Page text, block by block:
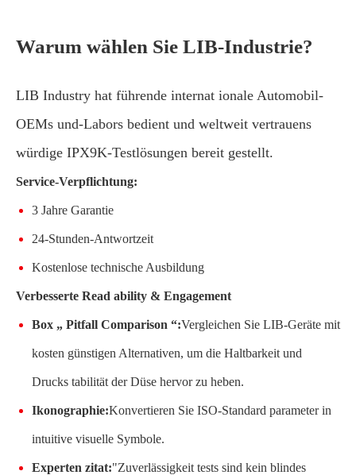
Warum wählen Sie LIB-Industrie?
LIB Industry hat führende internat ionale Automobil-
OEMs und-Labors bedient und weltweit vertrauens
würdige IPX9K-Testlösungen bereit gestellt.
Service-Verpflichtung:
3 Jahre Garantie
24-Stunden-Antwortzeit
Kostenlose technische Ausbildung
Verbesserte Read ability & Engagement
Box „ Pitfall Comparison “:Vergleichen Sie LIB-Geräte mit
kosten günstigen Alternativen, um die Haltbarkeit und
Drucks tabilität der Düse hervor zu heben.
Ikonographie:Konvertieren Sie ISO-Standard parameter in
intuitive visuelle Symbole.
Experten zitat:"Zuverlässigkeit tests sind kein blindes